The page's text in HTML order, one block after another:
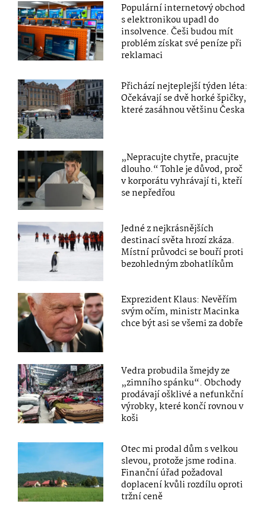
Populární internetový obchod
s elektronikou upadl do
insolvence. Češi budou mít
problém získat své peníze při
reklamaci
Přichází nejteplejší týden léta:
Očekávají se dvě horké špičky,
které zasáhnou většinu Česka
„Nepracujte chytře, pracujte
dlouho.“ Tohle je důvod, proč
v korporátu vyhrávají ti, kteří
se nepředřou
Jedné z nejkrásnějších
destinací světa hrozí zkáza.
Místní průvodci se bouří proti
bezohledným zbohatlíkům
Exprezident Klaus: Nevěřím
svým očím, ministr Macinka
chce být asi se všemi za dobře
Vedra probudila šmejdy ze
„zimního spánku“. Obchody
prodávají ošklivé a nefunkční
výrobky, které končí rovnou v
koši
Otec mi prodal dům s velkou
slevou, protože jsme rodina.
Finanční úřad požadoval
doplacení kvůli rozdílu oproti
tržní ceně